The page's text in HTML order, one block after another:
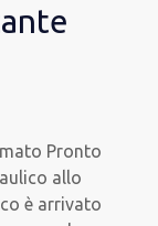
Pronto
allo
è arrivato